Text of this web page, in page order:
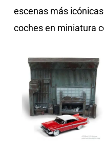
escenas más
coches en miniatura